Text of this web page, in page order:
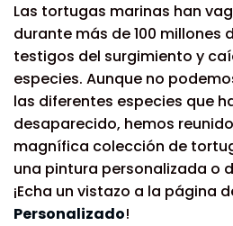
Las tortugas marinas han
durante más de 100 millones
testigos del surgimiento y
especies. Aunque no
las diferentes especies que
desaparecido, hemos
magnífica colección de
una pintura personalizada o
¡Echa un vistazo a la página
Personalizado!